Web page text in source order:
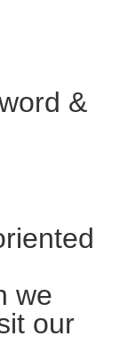
&
we
our